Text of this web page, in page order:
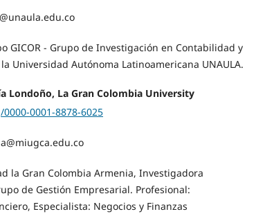
GICOR - Grupo de Investigación en Contabilidad y
Universidad Autónoma Latinoamericana UNAULA.
Londoño, La Gran Colombia University
0001-8878-6025
la Gran Colombia Armenia, Investigadora
de Gestión Empresarial. Profesional:
Especialista: Negocios y Finanzas